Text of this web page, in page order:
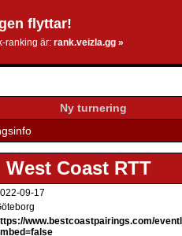
flyttar!
ranking är: rank.veizla.gg »
Ny turnering
West Coast RTT
09-17
www.bestcoastpairings.com/